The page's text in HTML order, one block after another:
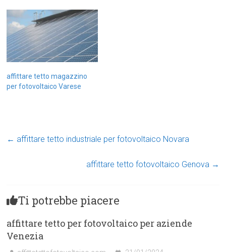
affittare tetto magazzino
per fotovoltaico Varese
← affittare tetto industriale per fotovoltaico Novara
affittare tetto fotovoltaico Genova →
Ti potrebbe piacere
affittare tetto per fotovoltaico per aziende
Venezia